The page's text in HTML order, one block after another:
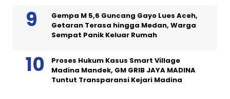
Gempa M 5,6 Guncang Gayo Lues Aceh,
Getaran Terasa hingga Medan, Warga
Sempat Panik Keluar Rumah
Proses Hukum Kasus Smart Village
Madina Mandek, GM GRIB JAYA MADINA
Tuntut Transparansi Kejari Madina